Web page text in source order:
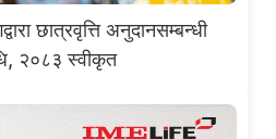
छात्रवृत्ति अनुदानसम्बन्धी
२०८३ स्वीकृत